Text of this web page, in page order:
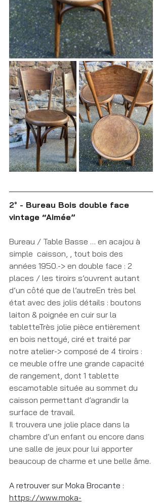
2° - Bureau Bois double face
vintage “Aimée”
Bureau / Table Basse … en acajou à
simple  caisson, , tout bois des
années 1950.-> en double face : 2
places / les tiroirs s’ouvrent autant
d’un côté que de l’autreEn très bel
état avec des jolis détails : boutons
laiton & poignée en cuir sur la
tabletteTrès jolie pièce entièrement
en bois nettoyé, ciré et traité par
notre atelier-> composé de 4 tiroirs :
ce meuble offre une grande capacité
de rangement, dont 1 tablette
escamotable située au sommet du
caisson permettant d’agrandir la
surface de travail.
Il trouvera une jolie place dans la
chambre d’un enfant ou encore dans
une salle de jeux pour lui apporter
beaucoup de charme et une belle âme.
A retrouver sur Moka Brocante :
https://www.moka-